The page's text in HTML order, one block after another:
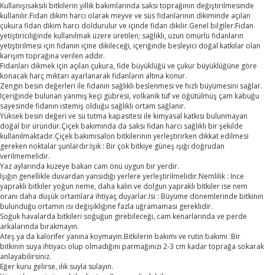
Kullanışısaksılı bitkilerin yıllık bakımlarında saksı toprağının değiştirilmesinde
kullanılır.Fidan dikim harcı olarak meyve ve süs fidanlarının dikiminde açılan
çukura fidan dikim harcı doldurulur ve içinde fidan dikilir.Genel bilgiler:Fidan
yetiştiriciliğinde kullanılmak üzere üretilen; sağlıklı, uzun ömürlü fidanların
yetiştirilmesi için fidanın içine dikileceği, içeriğinde besleyici doğal katkılar olan
karışım toprağına verilen addır.
Fidanları dikmek için açılan çukura, fide büyüklüğü ve çukur büyüklüğüne göre
konacak harç miktarı ayarlanarak fidanların altına konur.
Zengin besin değerleri ile fidanın sağlıklı beslenmesi ve hızlı büyümesini sağlar.
Içeriğinde bulunan yanmış keçi gübresi, volkanik tüf ve öğütülmüş çam kabuğu
sayesinde fidanın istemiş olduğu sağlıklı ortam sağlanır.
Yüksek besin değeri ve su tutma kapasitesi ile kimyasal katkısı bulunmayan
doğal bir üründür.Çiçek bakımında da saksı fidan harcı sağlıklı bir şekilde
kullanılmaktadır.Çiçek bakımısalon bitkilerinin yerleştirirken dikkat edilmesi
gereken noktalar şunlardır:Işık : Bir çok bitkiye güneş ışığı doğrudan
verilmemelidir.
Yaz aylarında kuzeye bakan cam önü uygun bir yerdir.
Işığın genellikle duvardan yansıdığı yerlere yerleştirilmelidir.Nemlilik : Ince
yapraklı bitkiler yoğun neme, daha kalın ve dolgun yapraklı bitkiler ise nem
oranı daha düşük ortamlara ihtiyaç duyarlar.Isı : Büyüme dönemlerinde bitkinin
bulunduğu ortamın ısı değişikliğine fazla uğramaması gereklidir.
Soğuk havalarda bitkileri soğuğun girebileceği, cam kenarlarında ve perde
arkalarında bırakmayın.
Ateş ya da kalorifer yanına koymayın.Bitkilerin bakımı ve rutin bakımı :Bir
bitkinin suya ihtiyacı olup olmadığını parmağınızı 2-3 cm kadar toprağa sokarak
anlayabilirsiniz.
Eğer kuru gelirse, ılık suyla sulayın.